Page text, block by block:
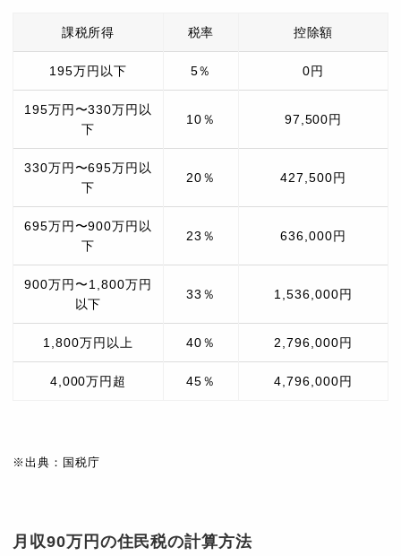
課税所得 税率 控除額
195万円以下 5％ 0円
195万円〜330万円以
下
10％ 97,500円
330万円〜695万円以
下
20％ 427,500円
695万円〜900万円以
下
23％ 636,000円
900万円〜1,800万円
以下
33％ 1,536,000円
1,800万円以上 40％ 2,796,000円
4,000万円超 45％ 4,796,000円
※出典：国税庁
月収90万円の住民税の計算方法